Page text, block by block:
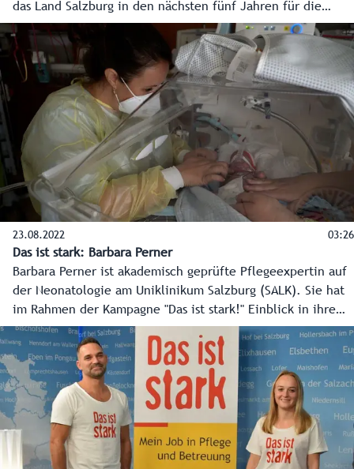
das Land Salzburg in den nächsten fünf Jahren für die
Pflege zur Verfügung. Dazu kommt unter anderem eine
Entlastung der Pflegekräfte, besseren Bedingungen in der
Ausbildung und mehr Unterstützung für pflegende
Angehörige.
23.08.2022 03:26
Das ist stark: Barbara Perner
Barbara Perner ist akademisch geprüfte Pflegeexpertin auf
der Neonatologie am Uniklinikum Salzburg (SALK). Sie hat
im Rahmen der Kampagne "Das ist stark!" Einblick in ihre
Arbeit als Intensivpflegerin für Frühgeborene gegeben.